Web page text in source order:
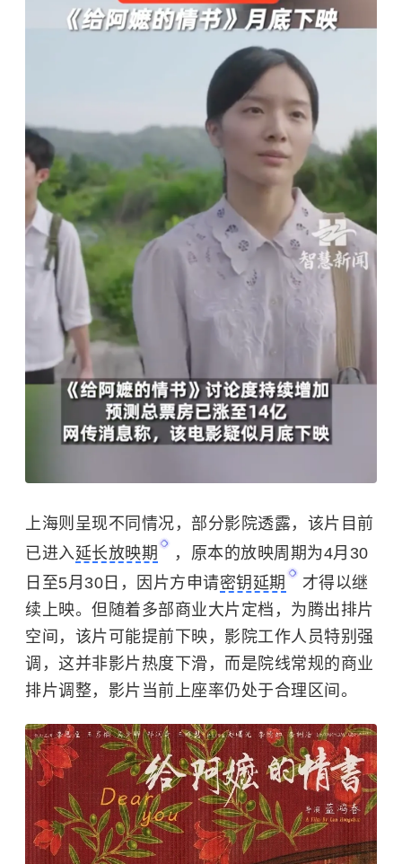
上海则呈现不同情况，部分影院透露，该片目前
已进入延长放映期
，原本的放映周期为4月30
日至5月30日，因片方申请密钥延期
才得以继
续上映。但随着多部商业大片定档，为腾出排片
空间，该片可能提前下映，影院工作人员特别强
调，这并非影片热度下滑，而是院线常规的商业
排片调整，影片当前上座率仍处于合理区间。